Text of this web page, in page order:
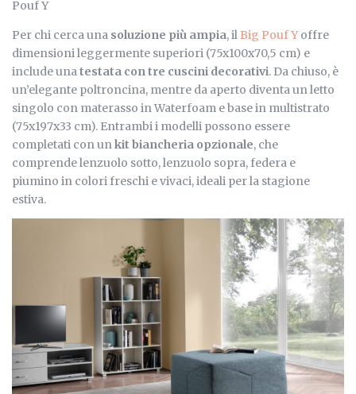
Pouf Y
Per chi cerca una soluzione più ampia, il Big Pouf Yoffre
dimensioni leggermente superiori (75x100x70,5 cm) e
include unatestata con tre cuscini decorativi. Da chiuso, è
un’elegante poltroncina, mentre da aperto diventa un letto
singolo con materasso in Waterfoam e base in multistrato
(75x197x33 cm). Entrambi i modelli possono essere
completati con unkit biancheria opzionale, che
comprende lenzuolo sotto, lenzuolo sopra, federa e
piumino in colori freschi e vivaci, ideali per la stagione
estiva.